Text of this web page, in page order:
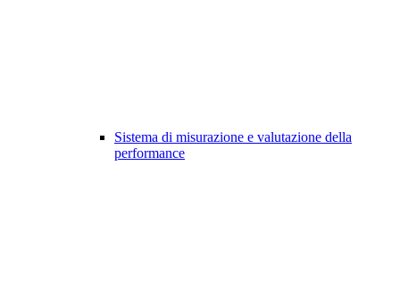
Sistema di misurazione e valutazione della
performance